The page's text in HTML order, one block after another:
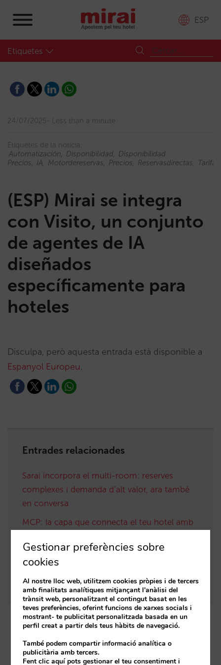
ESP
Etiquetes
24/07/2025 Less than a minute
Etiquetes de la notícia:
Automatización
Disponibilidad
Disponibilidad
Precios
IA Motordereservas Precios Reservasdirectas Tarifas
(ESP) Mirai se integra
con Visito, un conjunto
de agentes de IA
diseñados
específicamente para
hoteles
Disculpa, però aquesta entrada està disponible a
Espanyol Europeu.
Entrades relacionades
Sarai incorpora el multi-room: reserves
complexes i demanda d’alt valor, ara també
en conversa
MCP: la capa que connecta el teu hotel amb
Knowledge: la base de dades mestra que
converteix el vostre hotel en una font de
veritat per a la IA
Post
navigation
Article anterior
Gestionar preferències sobre
cookies
Al nostre lloc web, utilitzem cookies pròpies i de tercers
amb finalitats analítiques mitjançant l'anàlisi del
trànsit web, personalitzant el contingut basat en les
teves preferències, oferint funcions de xarxes socials i
mostrant- te publicitat personalitzada basada en un
perfil creat a partir dels teus hàbits de navegació.
També podem compartir informació analítica o
publicitària amb tercers.
Fent clic aquí pots gestionar el teu consentiment i